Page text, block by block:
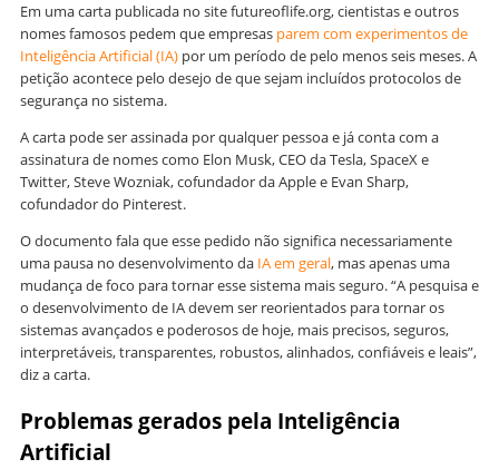
Em uma carta publicada no site futureoflife.org, cientistas e outros
nomes famosos pedem que empresas parem com experimentos de
Inteligência Artificial (IA) por um período de pelo menos seis meses. A
petição acontece pelo desejo de que sejam incluídos protocolos de
segurança no sistema.
A carta pode ser assinada por qualquer pessoa e já conta com a
assinatura de nomes como Elon Musk, CEO da Tesla, SpaceX e
Twitter, Steve Wozniak, cofundador da Apple e Evan Sharp,
cofundador do Pinterest.
O documento fala que esse pedido não significa necessariamente
uma pausa no desenvolvimento da IA em geral, mas apenas uma
mudança de foco para tornar esse sistema mais seguro. “A pesquisa e
o desenvolvimento de IA devem ser reorientados para tornar os
sistemas avançados e poderosos de hoje, mais precisos, seguros,
interpretáveis, transparentes, robustos, alinhados, confiáveis ​​e leais”,
diz a carta.
Problemas gerados pela Inteligência
Artificial